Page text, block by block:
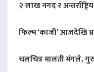
२ लाख नगद र
फिल्म ‘काजी’ आजदेखि
चलचित्र मालती मंगले,